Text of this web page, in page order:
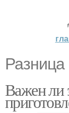
Разница
Важен ли